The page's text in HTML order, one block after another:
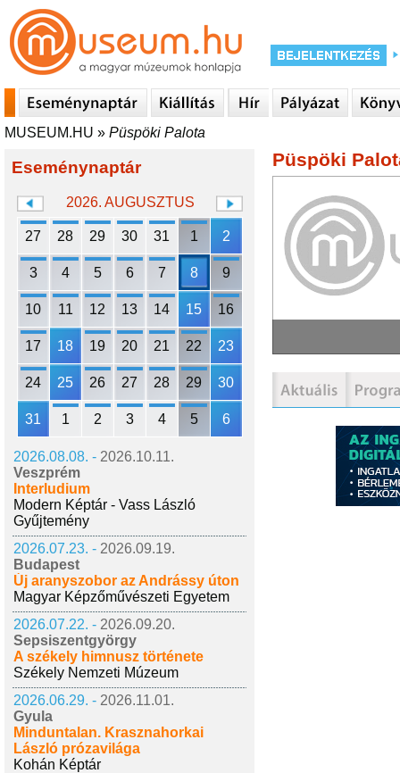
MUSEUM.HU » Püspöki Palota
Eseménynaptár
2026. AUGUSZTUS
27 28 29 30 31 1 2
3 4 5 6 7 8 9
10 11 12 13 14 15 16
17 18 19 20 21 22 23
24 25 26 27 28 29 30
31 1 2 3 4 5 6
2026.08.08. - 2026.10.11.
Veszprém
Interludium
Modern Képtár - Vass László
Gyűjtemény
2026.07.23. - 2026.09.19.
Budapest
Új aranyszobor az Andrássy úton
Magyar Képzőművészeti Egyetem
2026.07.22. - 2026.09.20.
Sepsiszentgyörgy
A székely himnusz története
Székely Nemzeti Múzeum
2026.06.29. - 2026.11.01.
Gyula
Minduntalan. Krasznahorkai
László prózavilága
Kohán Képtár
Püspöki